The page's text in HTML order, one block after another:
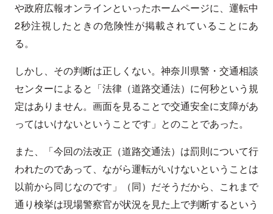
や政府広報オンラインといったホームページに、運転中
2秒注視したときの危険性が掲載されていることにあ
る。
しかし、その判断は正しくない。神奈川県警・交通相談
センターによると「法律（道路交通法）に何秒という規
定はありません。画面を見ることで交通安全に支障があ
ってはいけないということです」とのことであった。
また、「今回の法改正（道路交通法）は罰則について行
われたのであって、ながら運転がいけないということは
以前から同じなのです」（同）だそうだから、これまで
通り検挙は現場警察官が状況を見た上で判断するという